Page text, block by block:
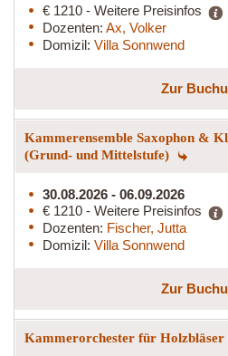
€ 1210 - Weitere Preisinfos
Dozenten: Ax, Volker
Domizil: Villa Sonnwend
Zur
Kammerensemble Saxophon &
(Grund- und Mittelstufe)
30.08.2026 - 06.09.2026
€ 1210 - Weitere Preisinfos
Dozenten: Fischer, Jutta
Domizil: Villa Sonnwend
Zur
Kammerorchester für Holzbläser